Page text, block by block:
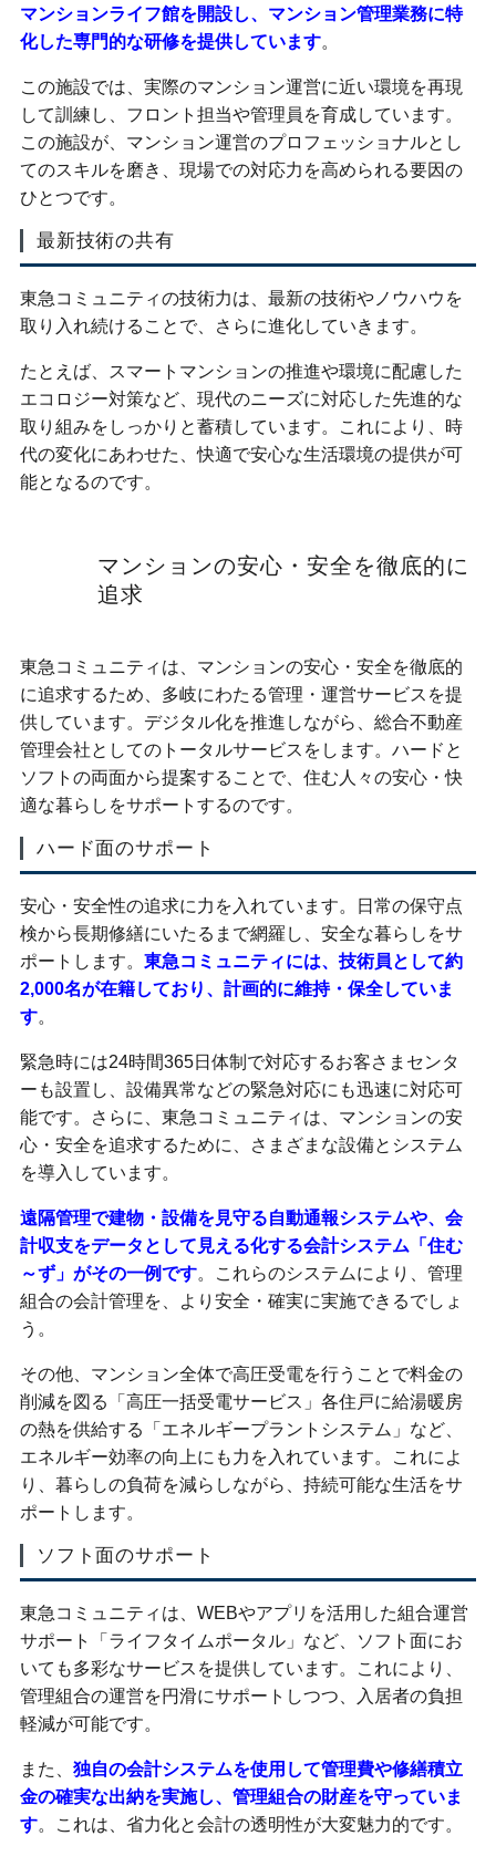
マンションライフ館を開設し、マンション管理業務に特
化した専門的な研修を提供しています。
この施設では、実際のマンション運営に近い環境を再現
して訓練し、フロント担当や管理員を育成しています。
この施設が、マンション運営のプロフェッショナルとし
てのスキルを磨き、現場での対応力を高められる要因の
ひとつです。
最新技術の共有
東急コミュニティの技術力は、最新の技術やノウハウを
取り入れ続けることで、さらに進化していきます。
たとえば、スマートマンションの推進や環境に配慮した
エコロジー対策など、現代のニーズに対応した先進的な
取り組みをしっかりと蓄積しています。これにより、時
代の変化にあわせた、快適で安心な生活環境の提供が可
能となるのです。
マンションの安心・安全を徹底的に
追求
東急コミュニティは、マンションの安心・安全を徹底的
に追求するため、多岐にわたる管理・運営サービスを提
供しています。デジタル化を推進しながら、総合不動産
管理会社としてのトータルサービスをします。ハードと
ソフトの両面から提案することで、住む人々の安心・快
適な暮らしをサポートするのです。
ハード面のサポート
安心・安全性の追求に力を入れています。日常の保守点
検から長期修繕にいたるまで網羅し、安全な暮らしをサ
ポートします。 東急コミュニティには、技術員として約
2,000名が在籍しており、計画的に維持・保全していま
す。
緊急時には24時間365日体制で対応するお客さまセンタ
ーも設置し、設備異常などの緊急対応にも迅速に対応可
能です。さらに、東急コミュニティは、マンションの安
心・安全を追求するために、さまざまな設備とシステム
を導入しています。
遠隔管理で建物・設備を見守る自動通報システムや、会
計収支をデータとして見える化する会計システム「住む
～ず」がその一例です。これらのシステムにより、管理
組合の会計管理を、より安全・確実に実施できるでしょ
う。
その他、マンション全体で高圧受電を行うことで料金の
削減を図る「高圧一括受電サービス」各住戸に給湯暖房
の熱を供給する「エネルギープラントシステム」など、
エネルギー効率の向上にも力を入れています。これによ
り、暮らしの負荷を減らしながら、持続可能な生活をサ
ポートします。
ソフト面のサポート
東急コミュニティは、WEBやアプリを活用した組合運営
サポート「ライフタイムポータル」など、ソフト面にお
いても多彩なサービスを提供しています。これにより、
管理組合の運営を円滑にサポートしつつ、入居者の負担
軽減が可能です。
また、 独自の会計システムを使用して管理費や修繕積立
金の確実な出納を実施し、管理組合の財産を守っていま
す。これは、省力化と会計の透明性が大変魅力的です。